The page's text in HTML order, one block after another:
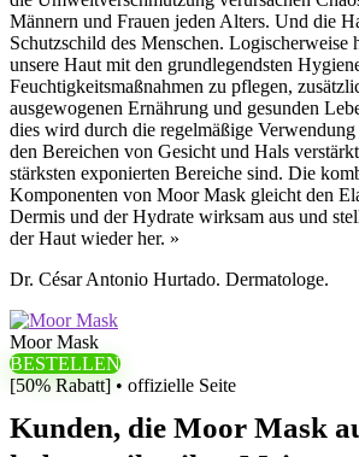
Männern und Frauen jeden Alters. Und die
Schutzschild des Menschen. Logischerweise
unsere Haut mit den grundlegendsten
Feuchtigkeitsmaßnahmen zu pflegen,
ausgewogenen Ernährung und gesunden
dies wird durch die regelmäßige
den Bereichen von Gesicht und Hals
stärksten exponierten Bereiche sind. Die
Komponenten von Moor Mask gleicht den
Dermis und der Hydrate wirksam aus und
der Haut wieder her. »
Dr. César Antonio Hurtado. Dermatologe.
Moor Mask
BESTELLEN
[50% Rabatt] • offizielle Seite
Kunden, die Moor Mask